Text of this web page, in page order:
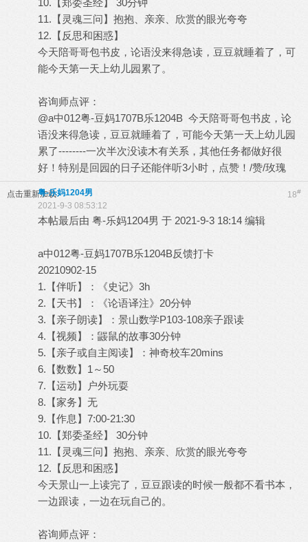
10.【郑委圣经】 30分钟
11.【灵魂三问】抱抱、亲亲、欣赏的眼光夸夸
12.【反思和困惑】
今天陪哥哥包书皮，论语没来得急读，豆豆就睡着了，可
能今天第一天上幼儿园累了。
咨询师点评：
@a中012粤-豆妈1707B乐1204B 今天陪哥哥包书皮，论
语没来得急读，豆豆就睡着了，可能今天第一天上幼儿园
累了--------一次半次没读木有关系，其他任务都做好很
好！特别是回园的日子还能伴听3小时，点赞！/赞/玫瑰
点击重新加载 18#
粤-乐妈1204男
2021-9-3 08:53:12
本帖最后由 粤-乐妈1204男 于 2021-9-3 18:14 编辑
a中012粤-豆妈1707B乐1204B反馈打卡
20210902-15
1.【伴听】：《史记》3h
2.【天书】：《论语译注》20分钟
3.【亲子朗读】：景山数学P103-108亲子跟读
4.【视频】：鼹鼠的故事30分钟
5.【亲子或自主阅读】：神奇校车20mins
6.【数数】1～50
7.【运动】户外玩耍
8.【家务】无
9.【作息】7:00-21:30
10.【郑委圣经】 30分钟
11.【灵魂三问】抱抱、亲亲、欣赏的眼光夸夸
12.【反思和困惑】
今天景山一上读完了，豆豆跟读的时候一般都不看书本，
一边跟读，一边在玩自己的。
咨询师点评：